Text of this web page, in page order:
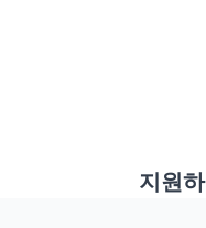
지원